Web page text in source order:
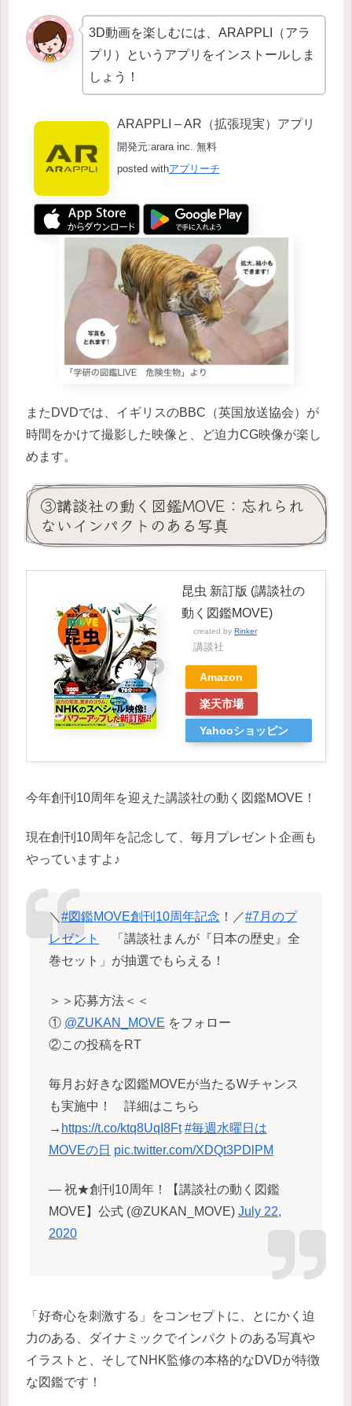
3D動画を楽しむには、ARAPPLI（アラ
プリ）というアプリをインストールしま
しょう！
ARAPPLI – AR（拡張現実）アプリ
開発元:arara inc. 無料
posted withアプリーチ
またDVDでは、イギリスのBBC（英国放送協会）が
時間をかけて撮影した映像と、ど迫力CG映像が楽し
めます。
③講談社の動く図鑑MOVE：忘れられ
ないインパクトのある写真
昆虫 新訂版 (講談社の
動く図鑑MOVE)
created by Rinker
講談社
Amazon
楽天市場
Yahooショッピン
今年創刊10周年を迎えた講談社の動く図鑑MOVE！
現在創刊10周年を記念して、毎月プレゼント企画も
やっていますよ♪
＼ #図鑑MOVE創刊10周年記念 ！／#7月のプ
レゼント
「講談社まんが『日本の歴史』全
巻セット」が抽選でもらえる！
＞＞応募方法＜＜
① @ZUKAN_MOVE をフォロー
②この投稿をRT
毎月お好きな図鑑MOVEが当たるWチャンス
も実施中！ 詳細はこちら
→ https://t.co/ktq8UqI8Ft #毎週水曜日は
MOVEの日 pic.twitter.com/XDQt3PDlPM
— 祝★創刊10周年！【講談社の動く図鑑
MOVE】公式 (@ZUKAN_MOVE) July 22,
2020
「好奇心を刺激する」をコンセプトに、とにかく迫
力のある、ダイナミックでインパクトのある写真や
イラストと、そしてNHK監修の本格的なDVDが特徴
な図鑑です！